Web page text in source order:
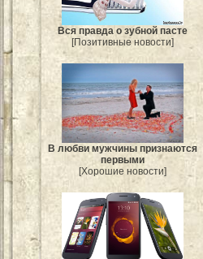
Вся правда о зубной пасте
[Позитивные новости]
В любви мужчины признаются
первыми
[Хорошие новости]